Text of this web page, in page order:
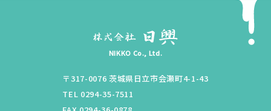
NIKKO Co., Ltd.
〒317-0076 茨城県日立市会瀬町4-1-43
TEL 0294-35-7511